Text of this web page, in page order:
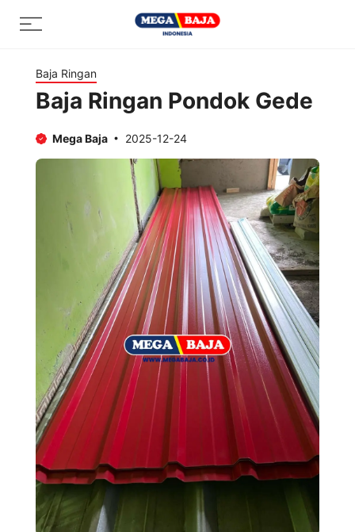
Menu
Baja Ringan
Baja Ringan Pondok Gede
Mega Baja 2025-12-24